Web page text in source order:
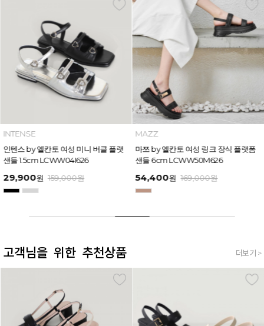
MAZZ
마쯔 by 엘칸토 여성 링크 장식 플랫폼
샌들 6cm LCWW50M626
54,400원 169,000원
MAZZ
인텐스 by 엘칸토 여성 보우 디테일 플
랫폼 샌들 5cm LCWW45I626
32,900원 159,000원
고객님을 위한 추천상품 더보기 >